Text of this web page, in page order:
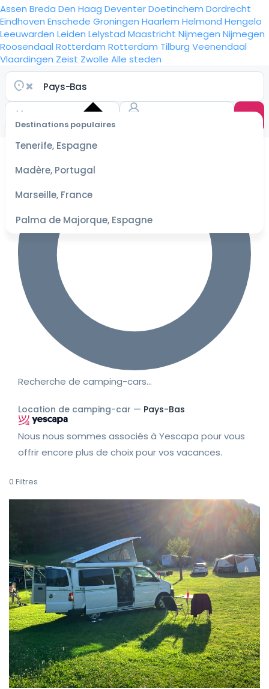
Assen Breda Den Haag DeventerDoetinchem Dordrecht
Eindhoven Enschede Groningen Haarlem Helmond Hengelo
Leeuwarden Leiden Lelystad Maastricht Nijmegen Nijmegen
Roosendaal Rotterdam Rotterdam Tilburg Veenendaal
Vlaardingen Zeist Zwolle Alle steden
Destinations populaires
Tenerife, Espagne
Madère, Portugal
Marseille, France
Palma de Majorque, Espagne
Choisir
les
pour les
tarifs
Recherche de camping-cars…
Location de camping-car — Pays-Bas
Nous nous sommes associés à Yescapa pour vous
offrir encore plus de choix pour vos vacances.
0 Filtres